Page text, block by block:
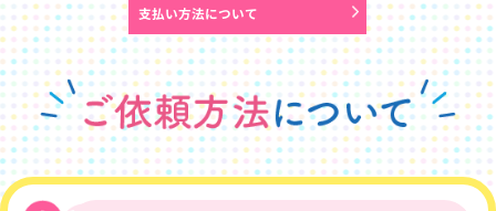
支払い方法について